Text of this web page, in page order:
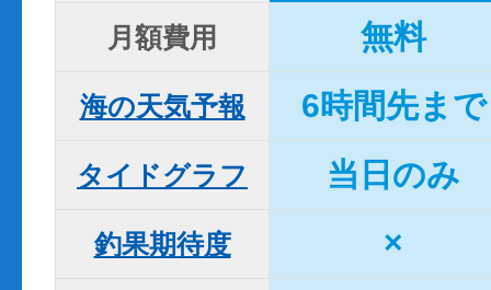
月額費用 無料
海の天気予報 6時間先まで
タイドグラフ 当日のみ
釣果期待度 ×